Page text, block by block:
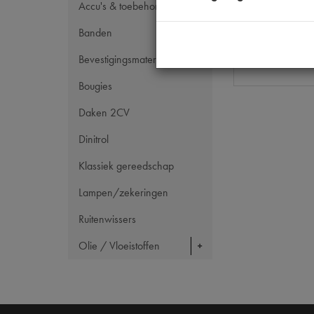
Accu's & toebehoren
Banden
Bevestigingsmateriaal
Bougies
Daken 2CV
Dinitrol
Klassiek gereedschap
Lampen/zekeringen
Ruitenwissers
Olie / Vloeistoffen
Codes